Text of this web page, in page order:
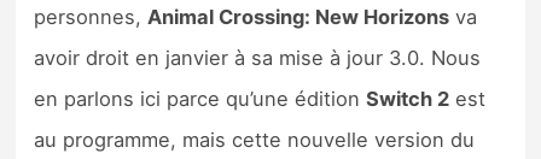
personnes,Animal Crossing: New Horizons va
avoir droit en janvier à sa mise à jour 3.0. Nous
en parlons ici parce qu’une éditionSwitch 2 est
au programme, mais cette nouvelle version du